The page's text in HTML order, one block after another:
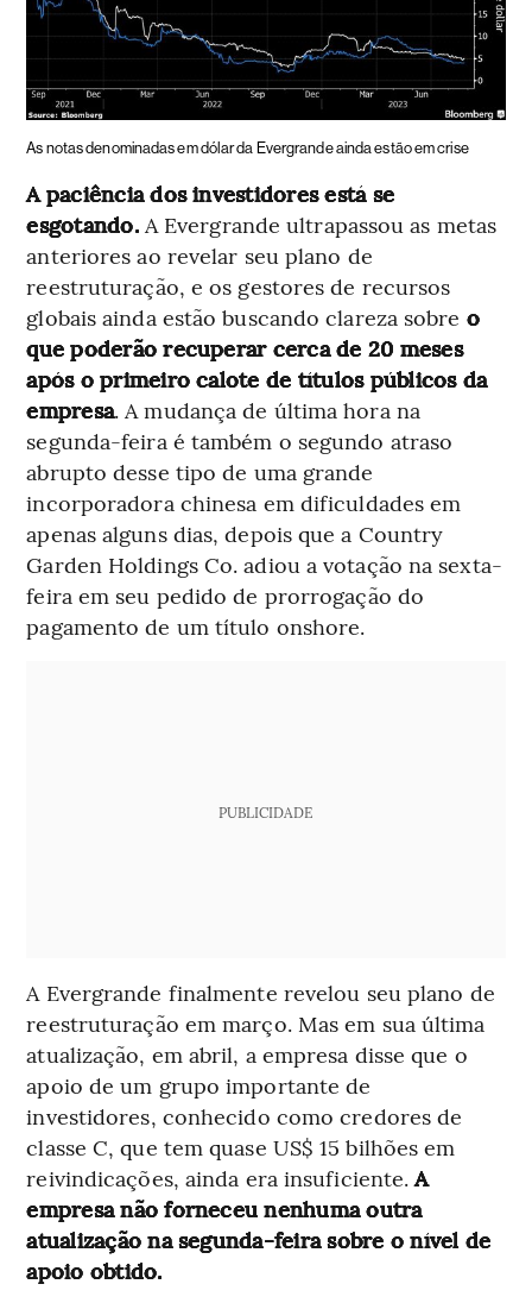
As notas denominadas em dólar da Evergrande ainda estão em crise
A paciência dos investidores está se
esgotando.A Evergrande ultrapassou as metas
anteriores ao revelar seu plano de
reestruturação, e os gestores de recursos
globais ainda estão buscando clareza sobre o
que poderão recuperar cerca de 20 meses
após o primeiro calote de títulos públicos da
empresa. A mudança de última hora na
segunda-feira é também o segundo atraso
abrupto desse tipo de uma grande
incorporadora chinesa em dificuldades em
apenas alguns dias, depois que a Country
Garden Holdings Co. adiou a votação na sexta-
feira em seu pedido de prorrogação do
pagamento de um título onshore.
PUBLICIDADE
A Evergrande finalmente revelou seu plano de
reestruturação em março. Mas em sua última
atualização, em abril, a empresa disse que o
apoio de um grupo importante de
investidores, conhecido como credores de
classe C, que tem quase US$ 15 bilhões em
reivindicações, ainda era insuficiente.A
empresa não forneceu nenhuma outra
atualização na segunda-feira sobre o nível de
apoio obtido.